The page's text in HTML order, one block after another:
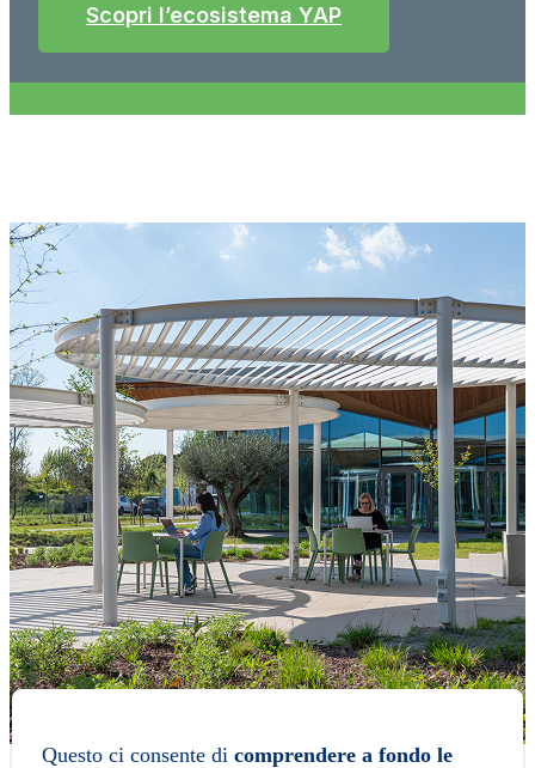
Scopri l’ecosistema YAP
Questo ci consente di comprendere a fondo le